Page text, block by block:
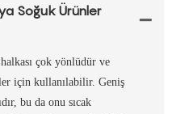
Soğuk Ürünler
çok yönlüdür ve
için kullanılabilir. Geniş
bu da onu sıcak